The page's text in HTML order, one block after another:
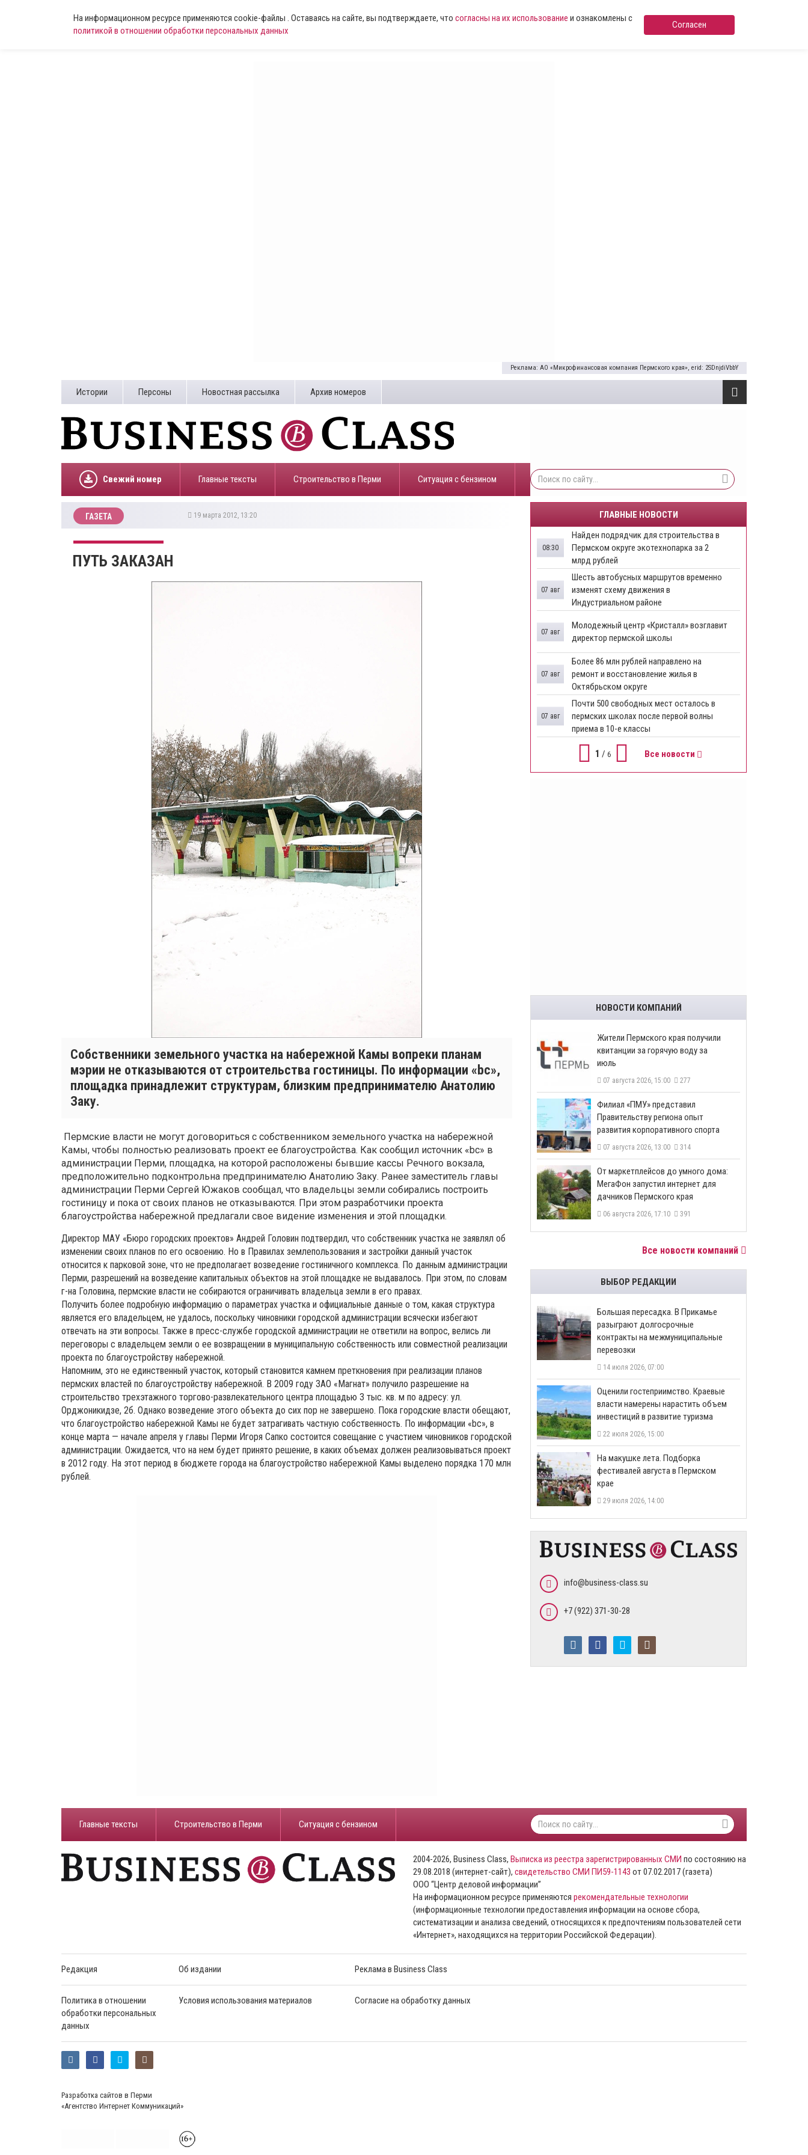
На информационном ресурсе применяются cookie-файлы . Оставаясь на сайте, вы подтверждаете, что согласны на их использование и ознакомлены с
политикой в отношении обработки персональных данных
Согласен
Реклама: АО «Микрофинансовая компания Пермского края», erid: 2SDnjdiVbbY
Истории Персоны Новостная рассылка Архив номеров
Свежий номер Главные тексты Строительство в Перми ​Ситуация с бензином
ГАЗЕТА 19 марта 2012, 13:20
ПУТЬ ЗАКАЗАН
Собственники земельного участка на набережной Камы вопреки планам
мэрии не отказываются от строительства гостиницы. По информации «bc»,
площадка принадлежит структурам, близким предпринимателю Анатолию
Заку.
Пермские власти не могут договориться с собственником земельного участка на набережной
Камы, чтобы полностью реализовать проект ее благоустройства. Как сообщил источник «bc» в
администрации Перми, площадка, на которой расположены бывшие кассы Речного вокзала,
предположительно подконтрольна предпринимателю Анатолию Заку. Ранее заместитель главы
администрации Перми Сергей Южаков сообщал, что владельцы земли собирались построить
гостиницу и пока от своих планов не отказываются. При этом разработчики проекта
благоустройства набережной предлагали свое видение изменения и этой площадки.
Директор МАУ «Бюро городских проектов» Андрей Головин подтвердил, что собственник участка не заявлял об
изменении своих планов по его освоению. Но в Правилах землепользования и застройки данный участок
относится к парковой зоне, что не предполагает возведение гостиничного комплекса. По данным администрации
Перми, разрешений на возведение капитальных объектов на этой площадке не выдавалось. При этом, по словам
г-на Головина, пермские власти не собираются ограничивать владельца земли в его правах.
Получить более подробную информацию о параметрах участка и официальные данные о том, какая структура
является его владельцем, не удалось, поскольку чиновники городской администрации всячески избегают
отвечать на эти вопросы. Также в пресс-службе городской администрации не ответили на вопрос, велись ли
переговоры с владельцем земли о ее возвращении в муниципальную собственность или совместной реализации
проекта по благоустройству набережной.
Напомним, это не единственный участок, который становится камнем преткновения при реализации планов
пермских властей по благоустройству набережной. В 2009 году ЗАО «Магнат» получило разрешение на
строительство трехэтажного торгово-развлекательного центра площадью 3 тыс. кв. м по адресу: ул.
Орджоникидзе, 2б. Однако возведение этого объекта до сих пор не завершено. Пока городские власти обещают,
что благоустройство набережной Камы не будет затрагивать частную собственность. По информации «bc», в
конце марта — начале апреля у главы Перми Игоря Сапко состоится совещание с участием чиновников городской
администрации. Ожидается, что на нем будет принято решение, в каких объемах должен реализовываться проект
в 2012 году. На этот период в бюджете города на благоустройство набережной Камы выделено порядка 170 млн
рублей.
ГЛАВНЫЕ НОВОСТИ
Найден подрядчик для строительства в
Пермском округе экотехнопарка за 2
млрд рублей
08:30
Шесть автобусных маршрутов временно
изменят схему движения в
Индустриальном районе
07 авг
Молодежный центр «Кристалл» возглавит
директор пермской школы
07 авг
Более 86 млн рублей направлено на
ремонт и восстановление жилья в
Октябрьском округе
07 авг
Почти 500 свободных мест осталось в
пермских школах после первой волны
приема в 10-е классы
07 авг
1 / 6 Все новости
НОВОСТИ КОМПАНИЙ
​Жители Пермского края получили
квитанции за горячую воду за
июль
07 августа 2026, 15:00 277
​Филиал «ПМУ» представил
Правительству региона опыт
развития корпоративного спорта
07 августа 2026, 13:00 314
От маркетплейсов до умного дома:
МегаФон запустил интернет для
дачников Пермского края
06 августа 2026, 17:10 391
Все новости компаний
ВЫБОР РЕДАКЦИИ
Большая пересадка. В Прикамье
разыграют долгосрочные
контракты на межмуниципальные
перевозки
14 июля 2026, 07:00
Оценили гостеприимство. Краевые
власти намерены нарастить объем
инвестиций в развитие туризма
22 июля 2026, 15:00
На макушке лета. Подборка
фестивалей августа в Пермском
крае
29 июля 2026, 14:00
info@business-class.su
+7 (922) 371-30-28
Главные тексты Строительство в Перми ​Ситуация с бензином
2004-2026, Business Class, Выписка из реестра зарегистрированных СМИ по состоянию на
29.08.2018 (интернет-сайт), свидетельство СМИ ПИ59-1143 от 07.02.2017 (газета)
ООО “Центр деловой информации”
На информационном ресурсе применяются рекомендательные технологии
(информационные технологии предоставления информации на основе сбора,
систематизации и анализа сведений, относящихся к предпочтениям пользователей сети
«Интернет», находящихся на территории Российской Федерации).
Редакция Об издании Реклама в Business Class
Политика в отношении
обработки персональных
данных
Условия использования материалов Согласие на обработку данных
Разработка сайтов в Перми
«Агентство Интернет Коммуникаций»